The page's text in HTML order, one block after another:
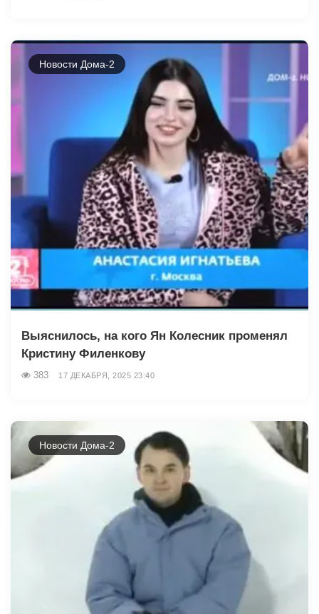
Новости Дома-2
Выяснилось, на кого Ян Колесник променял
Кристину Филенкову
383 17 ДЕКАБРЯ, 2025 23:40
Новости Дома-2